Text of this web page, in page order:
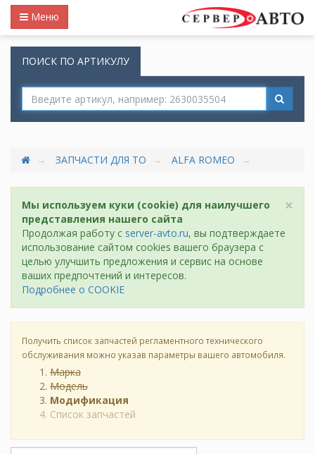
Меню
ПОИСК ПО АРТИКУЛУ
ЗАПЧАСТИ ДЛЯ ТО ALFA ROMEO
×
Мы используем куки (cookie) для наилучшего
представления нашего сайта
Продолжая работу с server-avto.ru, вы подтверждаете
использование сайтом cookies вашего браузера с
целью улучшить предложения и сервис на основе
ваших предпочтений и интересов.
Подробнее о COOKIE
Получить список запчастей регламентного технического
обслуживания можно указав параметры вашего автомобиля.
Марка
Модель
Модификация
Список запчастей